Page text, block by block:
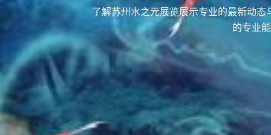
了解苏州水之元展览展示专业的最新动
的专业